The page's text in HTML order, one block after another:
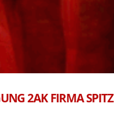
2AK FIRMA SPITZ